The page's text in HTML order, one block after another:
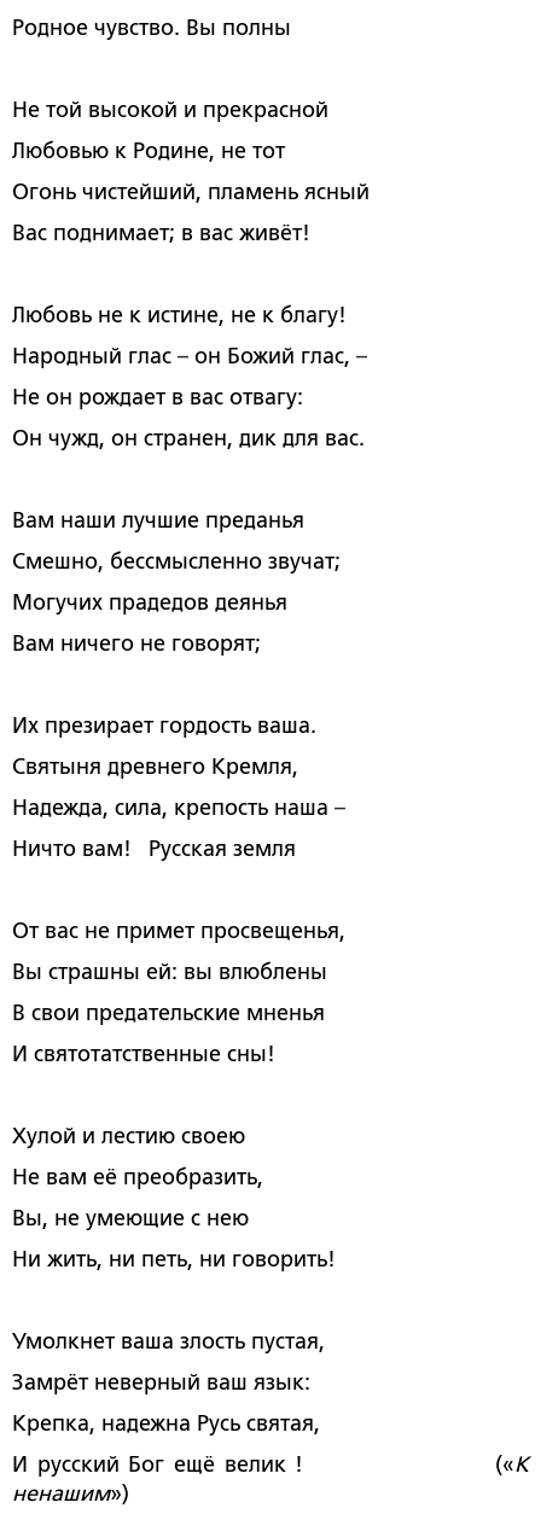
Родное чувство. Вы полны
Не той высокой и прекрасной
Любовью к Родине, не тот
Огонь чистейший, пламень ясный
Вас поднимает; в вас живёт!
Любовь не к истине, не к благу!
Народный глас – он Божий глас, –
Не он рождает в вас отвагу:
Он чужд, он странен, дик для вас.
Вам наши лучшие преданья
Смешно, бессмысленно звучат;
Могучих прадедов деянья
Вам ничего не говорят;
Их презирает гордость ваша.
Святыня древнего Кремля,
Надежда, сила, крепость наша –
Ничто вам! Русская земля
От вас не примет просвещенья,
Вы страшны ей: вы влюблены
В свои предательские мненья
И святотатственные сны!
Хулой и лестию своею
Не вам её преобразить,
Вы, не умеющие с нею
Ни жить, ни петь, ни говорить!
Умолкнет ваша злость пустая,
Замрёт неверный ваш язык:
Крепка, надежна Русь святая,
И русский Бог ещё велик ! («К
ненашим»)